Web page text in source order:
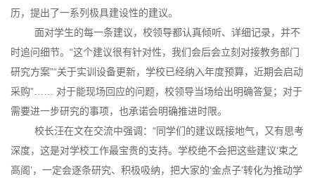
历，提出了一系列极具建设性的建议。
面对学生的每一条建议，校领导都认真倾听、详细记录，并不
时追问细节。“这个建议很有针对性，我们会后会立刻对接教务部门
研究方案”“关于实训设备更新，学校已经纳入年度预算，近期会启动
采购”…… 对于能现场回应的问题，校领导当场给出明确答复；对于
需要进一步研究的事项，也承诺会明确推进时限。
校长汪在文在交流中强调：“同学们的建议既接地气，又有思考
深度，这是对学校工作最宝贵的支持。学校绝不会把这些建议‘束之
高阁’，一定会逐条研究、积极吸纳，把大家的‘金点子’转化为推动学